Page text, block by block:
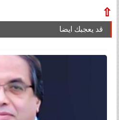
⇧
قد يعجبك ايضا